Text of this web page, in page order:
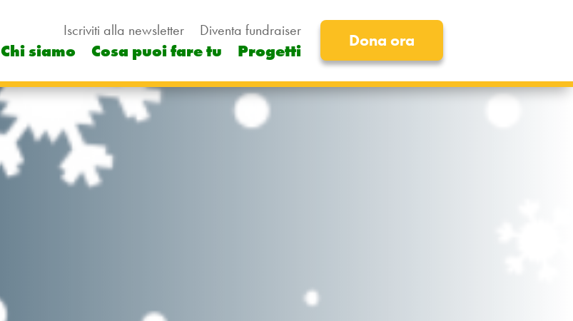
Iscriviti alla newsletter Diventa fundraiser
Chi siamo Cosa puoi fare tu Progetti Dona ora